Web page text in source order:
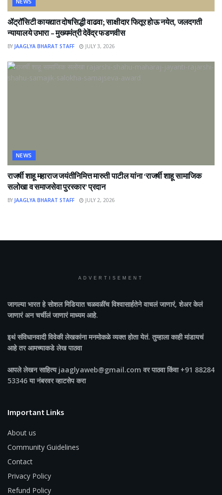
ॲट्रॉसिटी कायद्यात दोषसिद्धी वाढवा; साक्षीदार फितूर होऊ नयेत, जलदगती
न्यायालये उभारा – मुख्यमंत्री देवेंद्र फडणवीस
BY JAAGLYA BHARAT STAFF JULY 3, 2026
NEWS
राजर्षी शाहू महाराज जयंतीनिमित्त मारुती पाटील यांना ‘राजर्षी शाहू सामाजिक
सलोखा व समाजसेवा पुरस्कार’ प्रदान
BY JAAGLYA BHARAT STAFF JULY 2, 2026
ADVERTISEMENT
जागल्या भारतहे सोशल मिडियात चळवळींच विश्वासार्हतेने वाचलं जाणारं, शेअर केलं
जाणारं अन चर्चीलं जाणारं माध्यम आहे.
इथं संविधानवादी विवेकी लेखकांना मनमोकळे व्यक्त होता येतं. तुम्हाला काही मांडायचं
आहे तर आमच्याकडे लेख पाठवा
आपले लेखन साहित्य jaaglyaweb@gmail.com वर पाठवा किंवा +91 88284
53346 या नंबरवर व्हाटसेप करा
Important Links
About us
Community Guidelines
Contact
Privacy Policy
Refund Policy